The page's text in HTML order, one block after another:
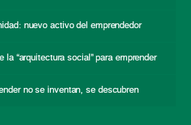
nuevo activo del emprendedor
la “arquitectura social” para emprender
no se inventan, se descubren